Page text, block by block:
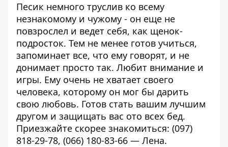
Песик немного труслив ко всему
незнакомому и чужому - он еще не
повзрослел и ведет себя, как щенок-
подросток. Тем не менее готов учиться,
запоминает все, что ему говорят, и не
донимает просто так. Любит внимание и
игры. Ему очень не хватает своего
человека, которому он мог бы дарить
свою любовь. Готов стать вашим лучшим
другом и защищать вас ото всех бед.
Приезжайте скорее знакомиться: (097)
818-29-78, (066) 180-83-66 — Лена.